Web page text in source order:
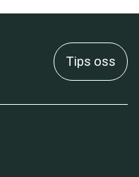
Tips oss